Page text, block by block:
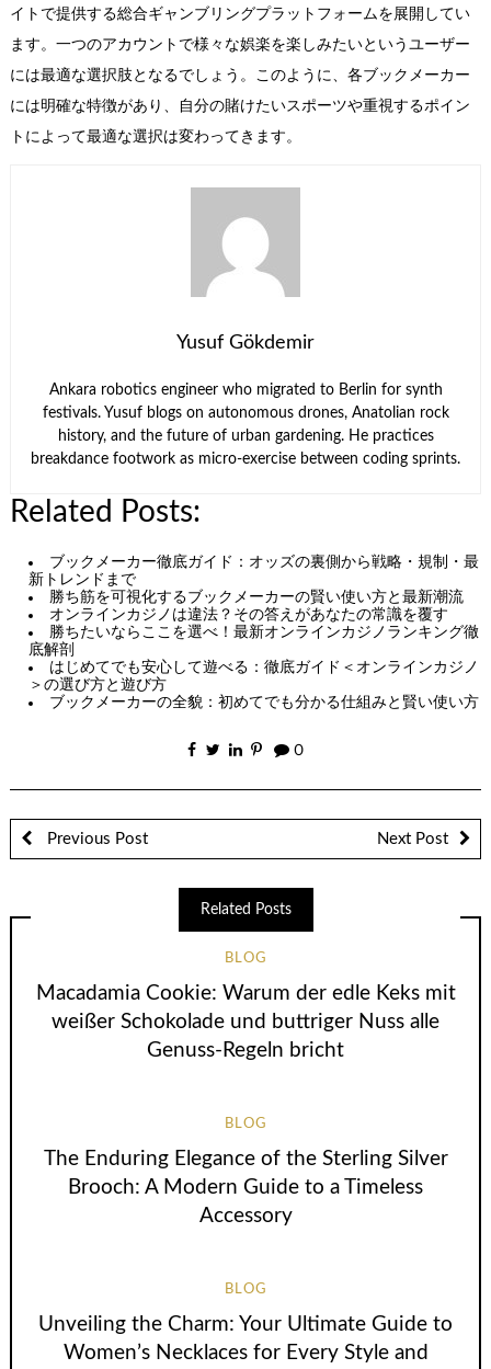
イトで提供する総合ギャンブリングプラットフォームを展開してい
ます。一つのアカウントで様々な娯楽を楽しみたいというユーザー
には最適な選択肢となるでしょう。このように、各ブックメーカー
には明確な特徴があり、自分の賭けたいスポーツや重視するポイン
トによって最適な選択は変わってきます。
Yusuf Gökdemir
Ankara robotics engineer who migrated to Berlin for synth
festivals. Yusuf blogs on autonomous drones, Anatolian rock
history, and the future of urban gardening. He practices
breakdance footwork as micro-exercise between coding sprints.
Related Posts:
ブックメーカー徹底ガイド：オッズの裏側から戦略・規制・最
新トレンドまで
勝ち筋を可視化するブックメーカーの賢い使い方と最新潮流
オンラインカジノは違法？その答えがあなたの常識を覆す
勝ちたいならここを選べ！最新オンラインカジノランキング徹
底解剖
はじめてでも安心して遊べる：徹底ガイド＜オンラインカジノ
＞の選び方と遊び方
ブックメーカーの全貌：初めてでも分かる仕組みと賢い使い方
0
Previous Post Next Post
Related Posts
BLOG
Macadamia Cookie: Warum der edle Keks mit
weißer Schokolade und buttriger Nuss alle
Genuss-Regeln bricht
BLOG
The Enduring Elegance of the Sterling Silver
Brooch: A Modern Guide to a Timeless
Accessory
BLOG
Unveiling the Charm: Your Ultimate Guide to
Women’s Necklaces for Every Style and